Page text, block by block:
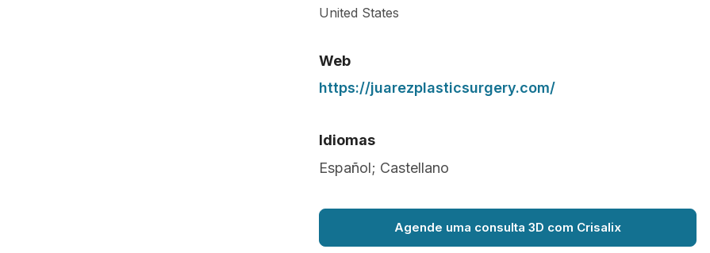
United States
Web
https://juarezplasticsurgery.com/
Idiomas
Español; Castellano
Agende uma consulta 3D com Crisalix